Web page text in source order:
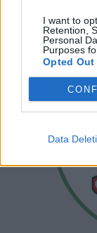
I want to
Retention,
Personal
Purposes
Opted Out
Data